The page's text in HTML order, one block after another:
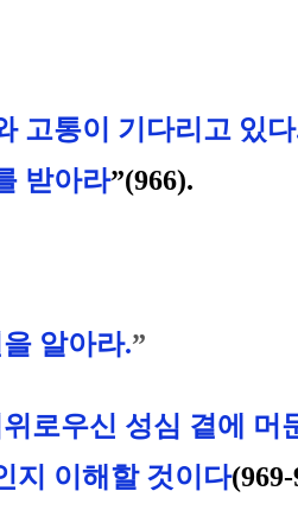
고통이 기다리고 있
받아라”(966).
알아라.”
로우신 성심 곁에 머
지 이해할 것이다